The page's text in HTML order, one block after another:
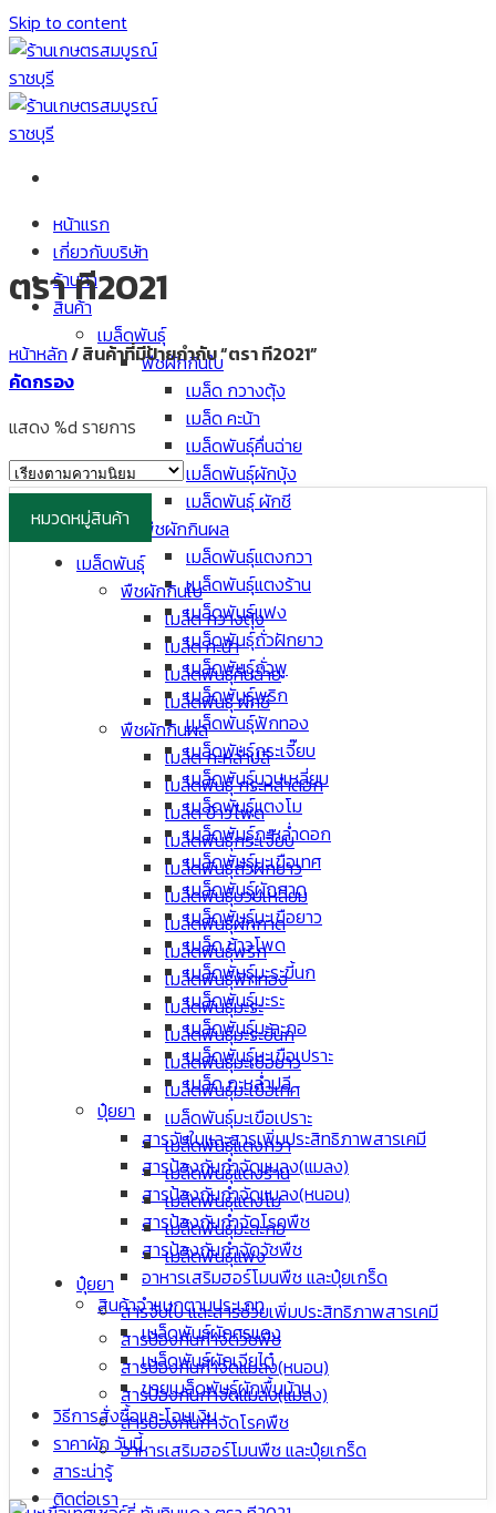
Skip to content
หน้าแรก
เกี่ยวกับบริษัท
ร้านค้า
สินค้า
เมล็ดพันธุ์
พืชผักกินใบ
เมล็ด กวางตุ้ง
เมล็ด คะน้า
เมล็ดพันธุ์คื่นฉ่าย
เมล็ดพันธุ์ผักบุ้ง
เมล็ดพันธุ์ ผักชี
พืชผักกินผล
เมล็ดพันธุ์แตงกวา
เมล็ดพันธุ์แตงร้าน
เมล็ดพันธุ์แฟง
เมล็ดพันธุ์ถั่วฝักยาว
เมล็ดพันธุ์ถั่วพู
เมล็ดพันธุ์พริก
เมล็ดพันธุ์ฟักทอง
เมล็ดพันธุ์กระเจี๊ยบ
เมล็ดพันธุ์บวบเหลี่ยม
เมล็ดพันธุ์แตงโม
เมล็ดพันธุ์กะหล่ำดอก
เมล็ดพันธุ์มะเขือเทศ
เมล็ดพันธุ์ผักกาด
เมล็ดพันธุ์มะเขือยาว
เมล็ด ข้าวโพด
เมล็ดพันธุ์มะระขี้นก
เมล็ดพันธุ์มะระ
เมล็ดพันธุ์มะละกอ
เมล็ดพันธุ์มะเขือเปราะ
เมล็ด กะหล่ำปลี
ปุ๋ยยา
สารจับใบและสารเพิ่มประสิทธิภาพสารเคมี
สารป้องกันกำจัดแมลง(แมลง)
สารป้องกันกำจัดแมลง(หนอน)
สารป้องกันกำจัดโรคพืช
สารป้องกันกำจัดวัชพืช
อาหารเสริมฮอร์โมนพืช และปุ๋ยเกร็ด
สินค้าจำแนกตามประเภท
เมล็ดพันธุ์ผักศรแดง
เมล็ดพันธุ์ผักเจียไต๋
ขายเมล็ดพันธุ์ผักพื้นบ้าน
วิธีการสั่งซื้อและโอนเงิน
ราคาผัก วันนี้
สาระน่ารู้
ติดต่อเรา
ตรา ที2021
หน้าหลัก/สินค้าที่มีป้ายกำกับ “ตรา ที2021”
คัดกรอง
แสดง %d รายการ
หมวดหมู่สินค้า
เมล็ดพันธุ์
พืชผักกินใบ
เมล็ด กวางตุ้ง
เมล็ด คะน้า
เมล็ดพันธุ์คื่นฉ่าย
เมล็ดพันธุ์ ผักชี
พืชผักกินผล
เมล็ด กะหล่ำปลี
เมล็ดพันธุ์ กระหล่ำดอก
เมล็ด ข้าวโพด
เมล็ดพันธุ์กระเจี๊ยบ
เมล็ดพันธุ์ถั่วฝักยาว
เมล็ดพันธุ์บวบเหลี่ยม
เมล็ดพันธุ์ผักกาด
เมล็ดพันธุ์พริก
เมล็ดพันธุ์ฟักทอง
เมล็ดพันธุ์มะระ
เมล็ดพันธุ์มะระขี้นก
เมล็ดพันธุ์มะเขือยาว
เมล็ดพันธุ์มะเขือเทศ
เมล็ดพันธุ์มะเขือเปราะ
เมล็ดพันธุ์แตงกวา
เมล็ดพันธุ์แตงร้าน
เมล็ดพันธุ์แตงโม
เมล็ดพันธุ์มะละกอ
เมล็ดพันธุ์แฟง
ปุ๋ยยา
สารจับใบ และสารช่วยเพิ่มประสิทธิภาพสารเคมี
สารป้องกันกำจัดวัชพืช
สารป้องกันกำจัดแมลง(หนอน)
สารป้องกันกำจัดแมลง(แมลง)
สารป้องกันกำจัดโรคพืช
อาหารเสริมฮอร์โมนพืช และปุ๋ยเกร็ด